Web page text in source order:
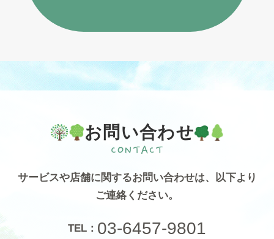
お問い合わせ
サービスや店舗に関するお問い合わせは、 以下より
ご連絡ください。
TEL： 03-6457-9801